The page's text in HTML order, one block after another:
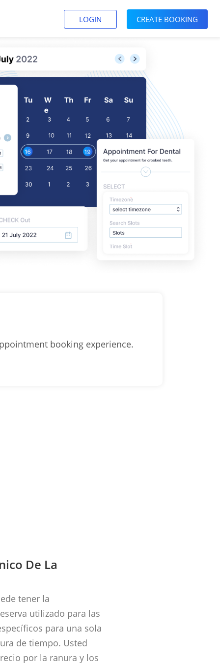
LOGIN CREATE BOOKING
booking experience.
De La
tener la
utilizado para las
para una sola
de tiempo. Usted
por la ranura y los